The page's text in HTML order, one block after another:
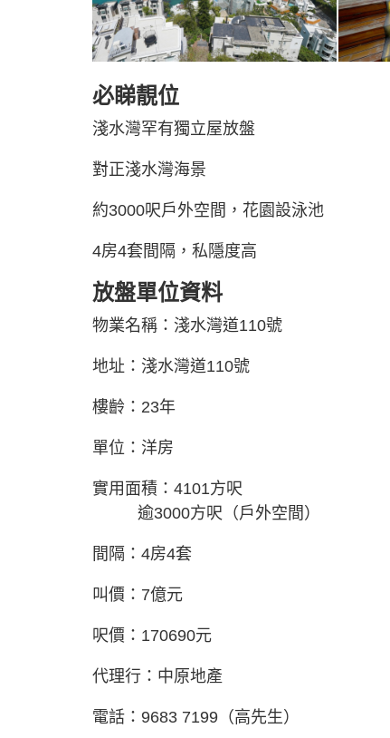
必睇靚位
淺水灣罕有獨立屋放盤
對正淺水灣海景
約3000呎戶外空間，花園設泳池
4房4套間隔，私隱度高
放盤單位資料
物業名稱：淺水灣道110號
地址：淺水灣道110號
樓齡：23年
單位：洋房
實用面積：4101方呎
逾3000方呎（戶外空間）
間隔：4房4套
叫價：7億元
呎價：170690元
代理行：中原地產
電話：9683 7199（高先生）